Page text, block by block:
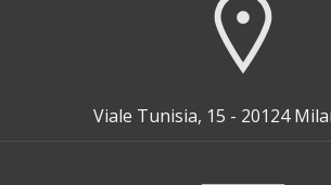
Viale Tunisia, 15 - 20124